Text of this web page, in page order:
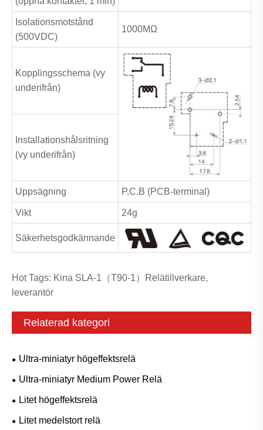
Isolationsmotstånd
(500VDC)
1000MΩ
Kopplingsschema (vy
underifrån)
Installationshålsritning
(vy underifrån)
Uppsägning P.C.B (PCB-terminal)
Vikt 24g
Säkerhetsgodkännande
Hot Tags: Kina SLA-1（T90-1）Relätillverkare,
leverantör
Relaterad kategori
Ultra-miniatyr högeffektsrelä
Ultra-miniatyr Medium Power Relä
Litet högeffektsrelä
Litet medelstort relä